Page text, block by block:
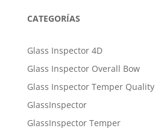
CATEGORÍAS
Glass Inspector 4D
Glass Inspector Overall Bow
Glass Inspector Temper Quality
GlassInspector
GlassInspector Temper